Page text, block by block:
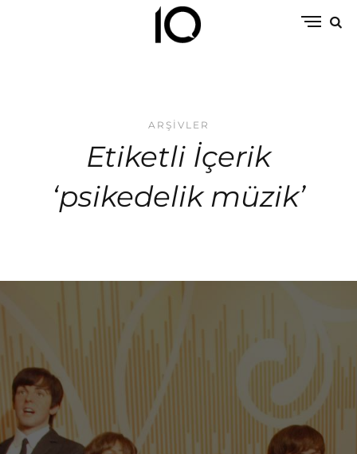
ARŞIVLER
Etiketli İçerik
‘psikedelik müzik’